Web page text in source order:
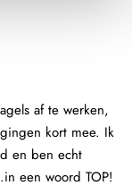
af te werken,
kort mee. Ik
en ben echt
een woord TOP!